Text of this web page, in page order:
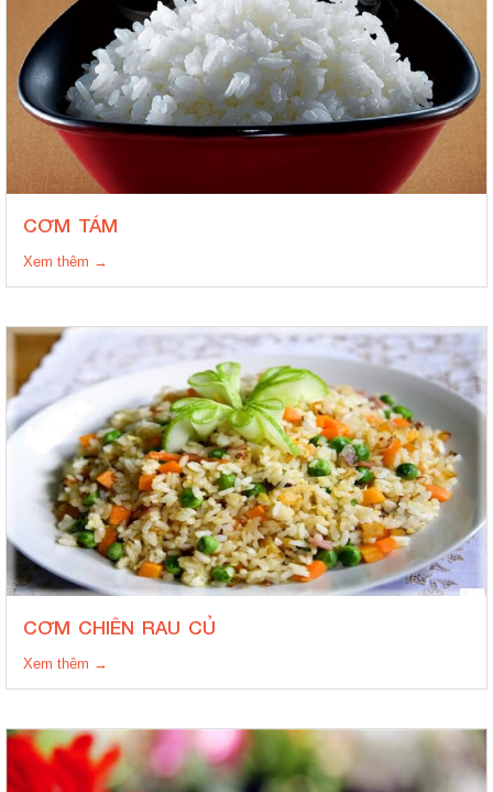
CƠM TÁM
Xem thêm →
CƠM CHIÊN RAU CỦ
Xem thêm →